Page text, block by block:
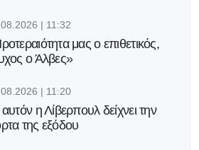
| 11:32
μας ο επιθετικός,
ο Άλβες»
| 11:20
η Λίβερπουλ δείχνει την
της εξόδου